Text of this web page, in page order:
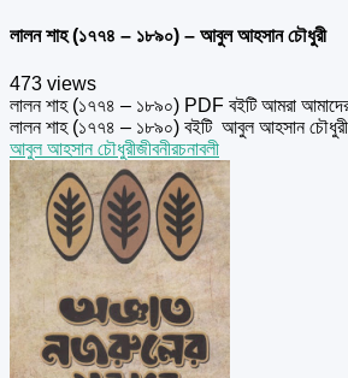
লালন শাহ (১৭৭৪ – ১৮৯০) – আবুল আহসান চৌধুরী
473 views
লালন শাহ (১৭৭৪ – ১৮৯০) PDF বইটি আমরা
লালন শাহ (১৭৭৪ – ১৮৯০) বইটি আবুল আহসান
আবুল আহসান চৌধুরীজীবনীরচনাবলী